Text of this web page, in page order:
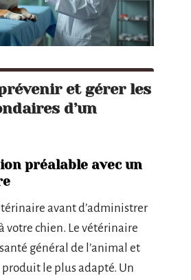
et gérer les
d’un
préalable avec un
avant d’administrer
votre chien. Le vétérinaire
général de l’animal et
le plus adapté. Un